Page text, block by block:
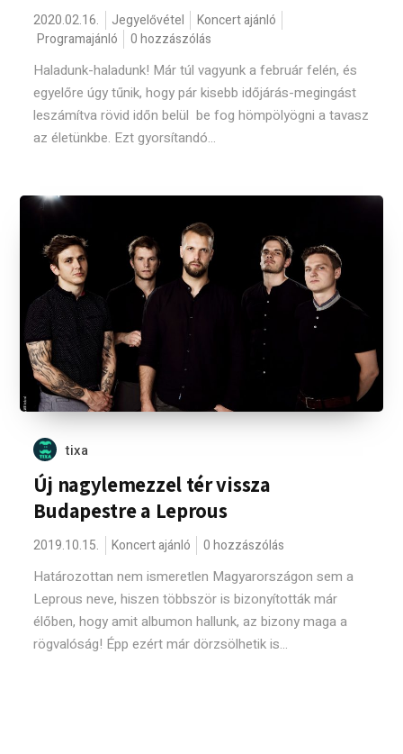
2020.02.16. Jegyelővétel
Koncert ajánló
Programajánló
0 hozzászólás
Haladunk-haladunk! Már túl vagyunk a február felén, és
egyelőre úgy tűnik, hogy pár kisebb időjárás-megingást
leszámítva rövid időn belül be fog hömpölyögni a tavasz
az életünkbe. Ezt gyorsítandó...
tixa
Új nagylemezzel tér vissza
Budapestre a Leprous
2019.10.15. Koncert ajánló 0 hozzászólás
Határozottan nem ismeretlen Magyarországon sem a
Leprous neve, hiszen többször is bizonyították már
élőben, hogy amit albumon hallunk, az bizony maga a
rögvalóság! Épp ezért már dörzsölhetik is...